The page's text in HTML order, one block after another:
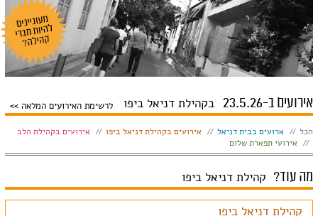
אירועים ב-23.5.26 בקהילת דניאל ביפו לרשימת האירועים המלאה
הצג:
הכל ארועים בבית דניאל אירועים בקהילת דניאל ביפו
אירועים בקהילת הלב
אירועי תפארת שלום
מה עוד? קהילת דניאל ביפו
קהילת דניאל ביפו